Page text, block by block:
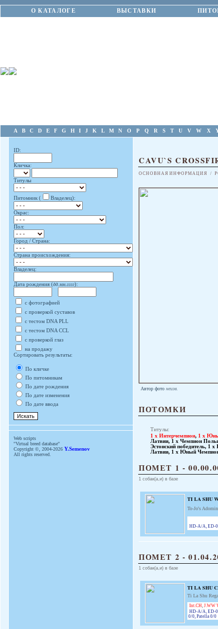
О КАТАЛОГЕ ВЫСТАВКИ
A B C D E F G H I J K L M N O P Q R S T U V W X
ID:
Кличка:
Титулы
Питомник ( Владелец):
Окрас:
Пол:
Город / Страна:
Страна происхождения:
Владелец:
Дата рождения (дд.мм.гггг):
с фотографией
с проверкой суставов
с тестом DNA PLL
с тестом DNA CCL
с проверкой глаз
на продажу
Сортировать результаты:
По кличке
По питомникам
По дате рождения
По дате изменения
По дате ввода
Web scripts
''Virtual breed database''
Copyright ©, 2004-2026 Y.Semenov
All rights reserved.
CAVU`S
ОСНОВНАЯ ИНФОРМАЦИЯ /
Автор фото неизв.
ПОТОМКИ
Титулы:
1 x Интерчемпион, 1 x
Латвии, 1 x Чемпион
Эстонский победитель, 1 x
Латвии, 1 x Юный
ПОМЕТ 1 -
1 собак(а,и) в базе
TI LA SHU
To-Jo's
HD-A/A, ED-
ПОМЕТ 2 -
1 собак(а,и) в базе
TI LA SHU
Ti La Shu
Int.CH, J.WW
HD-A/A, ED-
0/0, Patella 0/0